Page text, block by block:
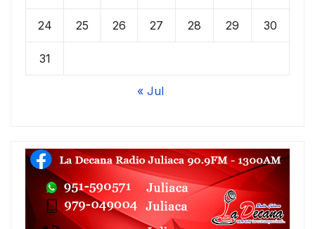
24 25 26 27 28 29 30
31
« Jul